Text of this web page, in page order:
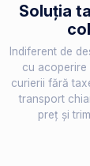
Soluția
Indiferent de
cu acoperire
curierii fără
transport
preț și